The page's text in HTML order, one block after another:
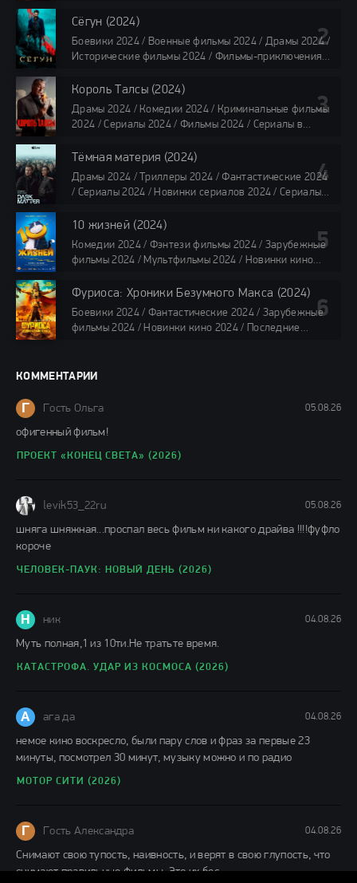
Фильмы 4K / Фильмы 2024 / Популярные фильмы /
Смотреть фильмы онлайн
118 мин.
Сёгун (2024)
Боевики 2024 / Военные фильмы 2024 / Драмы 2024 /
Исторические фильмы 2024 / Фильмы-приключения
Сериалы 4K / Фильмы 2024 / Сериалы в озвучке
TVShows / Сериалы в озвучке LostFilm / Сериалы в
озвучке HDrezka Studio / Смотреть фильмы онлайн
все серии по 45 минут
Король Талсы (2024)
Драмы 2024 / Комедии 2024 / Криминальные фильмы
2024 / Сериалы 2024 / Фильмы 2024 / Сериалы в
Сериалы в озвучке HDrezka Studio / Смотреть фильмы
онлайн
40 мин
Тёмная материя (2024)
Драмы 2024 / Триллеры 2024 / Фантастические 2024
/ Сериалы 2024 / Новинки сериалов 2024 / Сериалы
Сериалы в озвучке LostFilm / Сериалы в озвучке
HDrezka Studio / Смотреть фильмы онлайн
все серии по 45 мин.
10 жизней (2024)
Комедии 2024 / Фэнтези фильмы 2024 / Зарубежные
фильмы 2024 / Мультфильмы 2024 / Новинки кино
/ Фильмы 2024 / Популярные фильмы / Смотреть
фильмы онлайн
88 мин.
Фуриоса: Хроники Безумного Макса (2024)
Боевики 2024 / Фантастические 2024 / Зарубежные
фильмы 2024 / Новинки кино 2024 / Последние
фильмы онлайн
КОММЕНТАРИИ
Г Гость Ольга 05.08.26
офигенный фильм!
ПРОЕКТ «КОНЕЦ СВЕТА» (2026)
levik53_22ru 05.08.26
шняга шняжная...проспал весь фильм ни какого драйва !!!!фуфло
короче
ЧЕЛОВЕК-ПАУК: НОВЫЙ ДЕНЬ (2026)
Н ник 04.08.26
Муть полная,1 из 10ти.Не тратьте время.
КАТАСТРОФА. УДАР ИЗ КОСМОСА (2026)
А ага да 04.08.26
немое кино воскресло, были пару слов и фраз за первые 23
минуты, посмотрел 30 минут, музыку можно и по радио
МОТОР СИТИ (2026)
Г Гость Александра 04.08.26
Снимают свою тупость, наивность, и верят в свою глупость, что
снимают правильные фильмы. Это их бес